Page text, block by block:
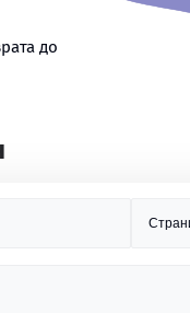
до